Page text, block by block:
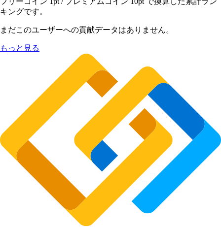
キングです。
まだこのユーザーへの貢献データはありません。
もっと見る